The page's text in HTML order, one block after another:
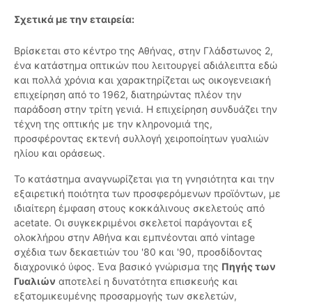
Σχετικά με την εταιρεία:
Βρίσκεται στο κέντρο της Αθήνας, στην Γλάδστωνος 2,
ένα κατάστημα οπτικών που λειτουργεί αδιάλειπτα εδώ
και πολλά χρόνια και χαρακτηρίζεται ως οικογενειακή
επιχείρηση από το 1962, διατηρώντας πλέον την
παράδοση στην τρίτη γενιά. Η επιχείρηση συνδυάζει την
τέχνη της οπτικής με την κληρονομιά της,
προσφέροντας εκτενή συλλογή χειροποίητων γυαλιών
ηλίου και οράσεως.
Το κατάστημα αναγνωρίζεται για τη γνησιότητα και την
εξαιρετική ποιότητα των προσφερόμενων προϊόντων, με
ιδιαίτερη έμφαση στους κοκκάλινους σκελετούς από
acetate. Οι συγκεκριμένοι σκελετοί παράγονται εξ
ολοκλήρου στην Αθήνα και εμπνέονται από vintage
σχέδια των δεκαετιών του '80 και '90, προσδίδοντας
διαχρονικό ύφος. Ένα βασικό γνώρισμα της Πηγής των
Γυαλιών αποτελεί η δυνατότητα επισκευής και
εξατομικευμένης προσαρμογής των σκελετών,